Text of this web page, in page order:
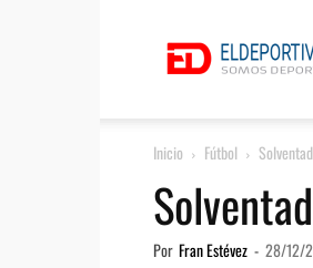
Inicio Fútbol
Por Fran Estévez - 28/12/